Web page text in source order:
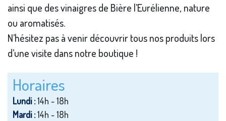
ainsi que des vinaigres de Bière l’Eurélienne, nature
ou aromatisés.
N’hésitez pas à venir découvrir tous nos produits lors
d’une visite dans notre boutique !
Horaires
Lundi :14h - 18h
Mardi :14h - 18h